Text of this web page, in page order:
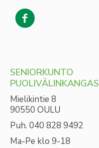
SENIORKUNTO
PUOLIVÄLINKANGAS
Mielikintie 8
90550 OULU
Puh. 040 828 9492
Ma-Pe klo 9-18